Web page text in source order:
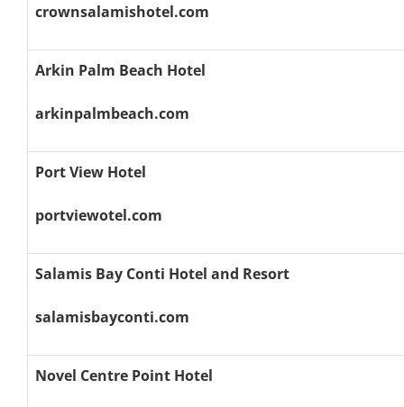
crownsalamishotel.com
Arkin Palm Beach Hotel
arkinpalmbeach.com
Port View Hotel
portviewotel.com
Salamis Bay Conti Hotel and Resort
salamisbayconti.com
Novel Centre Point Hotel